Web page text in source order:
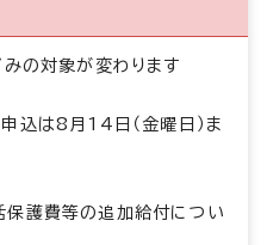
の対象が変わります
込は8月14日（金曜日）ま
保護費等の追加給付につい